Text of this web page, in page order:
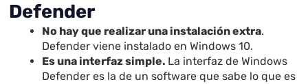
Defender
No hay que realizar una instalación extra.
Defender viene instalado en Windows 10.
Es una interfaz simple. La interfaz de Windows
Defender es la de un software que sabe lo que es